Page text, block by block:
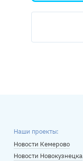
Наши проекты:
Новости Кемерово
Новости Новокузнецка